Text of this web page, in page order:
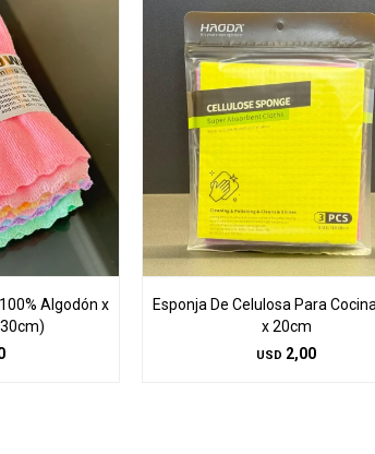
Algodón x
Esponja De Celulosa Para
x 20cm
USD 2,00